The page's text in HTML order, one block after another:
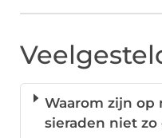
Waarom zijn op
sieraden niet zo